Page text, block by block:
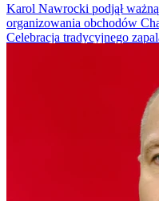
Karol Nawrocki podjął
organizowania obchodów
Celebracja tradycyjnego